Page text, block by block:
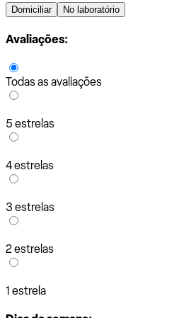
Domiciliar No laboratório
Avaliações:
Todas as avaliações
5 estrelas
4 estrelas
3 estrelas
2 estrelas
1 estrela